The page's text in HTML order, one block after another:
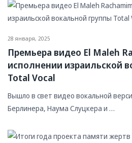
28 января, 2025
Премьера видео El Maleh
исполнении израильской
Total Vocal
Вышло в свет видео вокальной
Берлинера, Наума Слуцкера и …